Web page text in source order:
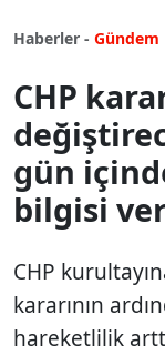
Haberler - Gündem
CHP
gün
bilgisi
CHP
kararının
hareketlilik